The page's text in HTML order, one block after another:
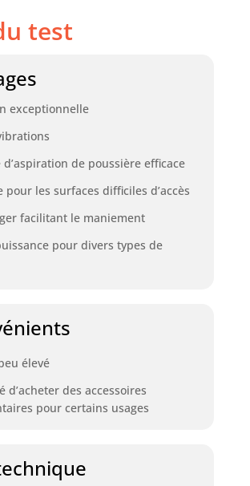
test
exceptionnelle
d’aspiration de poussière efficace
pour les surfaces difficiles d’accès
facilitant le maniement
pour divers types de
élevé
d’acheter des accessoires
pour certains usages